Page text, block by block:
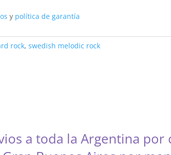
y política de garantía
rock,swedish melodic rock
a toda la Argentina por